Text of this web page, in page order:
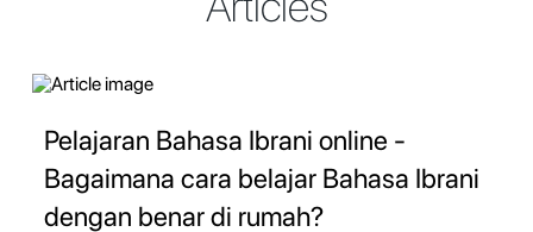
Pelajaran Bahasa Ibrani online -
Bagaimana cara belajar Bahasa Ibrani
dengan benar di rumah?